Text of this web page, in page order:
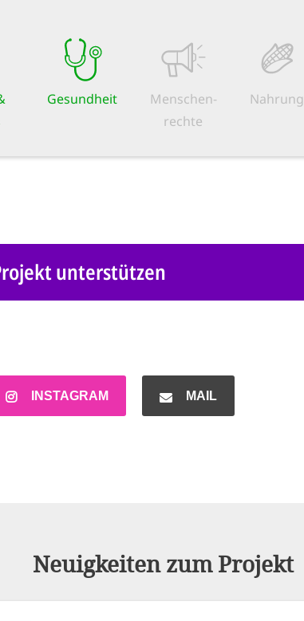
Gesundheit
Menschen­
rechte
Nahrung
unterstützen
INSTAGRAM MAIL
Neuigkeiten zum Projekt